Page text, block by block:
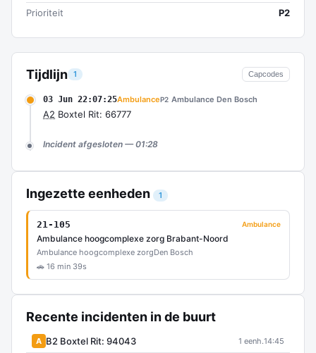
Tijdlijn 1 Capcodes
03 Jun 22:07:25AmbulanceP2 Ambulance Den Bosch
A2 Boxtel Rit: 66777
Incident afgesloten — 01:28
Ingezette eenheden 1
21-105 Ambulance
Ambulance hoogcomplexe zorg Brabant-Noord
Ambulance hoogcomplexe zorgDen Bosch
🚗 16 min 39s
Recente incidenten in de buurt
A B2 Boxtel Rit: 94043 1 eenh.14:45
Prioriteit
P2